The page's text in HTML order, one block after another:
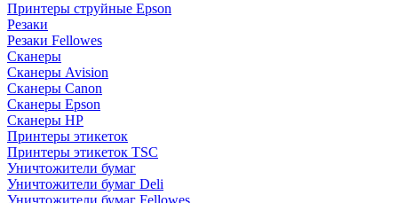
Принтеры струйные Epson
Резаки
Резаки Fellowes
Сканеры
Сканеры Avision
Сканеры Canon
Сканеры Epson
Сканеры HP
Принтеры этикеток
Принтеры этикеток TSC
Уничтожители бумаг
Уничтожители бумаг Deli
Уничтожители бумаг Fellowes